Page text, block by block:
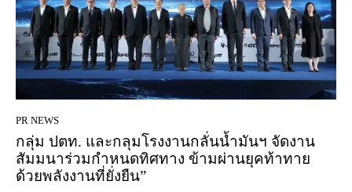
PR NEWS
กลุ่ม ปตท. และกลุมโรงงานกลั่นน้ำมันฯ จัดงาน
สัมมนาร่วมกำหนดทิศทาง ข้ามผ่านยุคท้าทาย
ด้วยพลังงานที่ยั่งยืน”